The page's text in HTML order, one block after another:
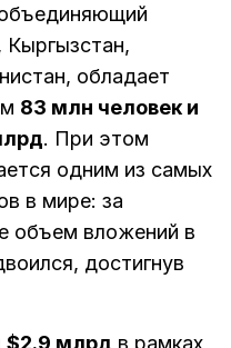
Кыргызстан,
обладает
83 млн человек и
. При этом
одним из самых
в мире: за
объем вложений в
достигнув
$2.9 млрд в рамках